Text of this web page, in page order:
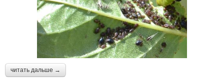
читать дальше →